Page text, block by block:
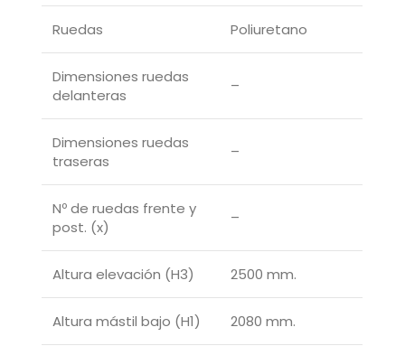
Ruedas Poliuretano
Dimensiones ruedas
delanteras
–
Dimensiones ruedas
traseras
–
Nº de ruedas frente y
post. (x)
–
Altura elevación (H3) 2500 mm.
Altura mástil bajo (H1) 2080 mm.